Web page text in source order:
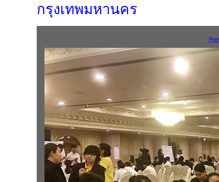
กรุงเทพมหานคร